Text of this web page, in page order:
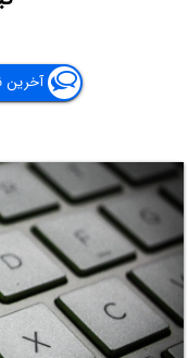
آخرین